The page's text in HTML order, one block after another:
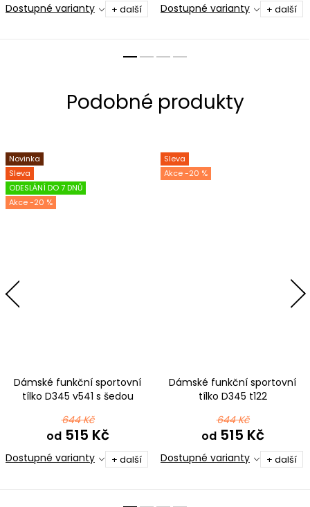
Dostupné varianty + další Dostupné varianty + další
Novinka
Sleva
ODESLÁNÍ DO 7 DNŮ
-20 %
Dámské funkční sportovní
tílko D345 v541 s šedou
644 Kč
od515 Kč
Dostupné varianty + další
Sleva
-20 %
Dámské funkční sportovní
tílko D345 t122
644 Kč
od515 Kč
Dostupné varianty + další